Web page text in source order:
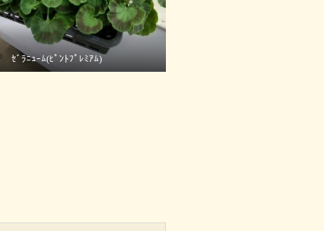
ｾﾞﾗﾆｭｰﾑ(ﾋﾟﾝﾄﾌﾟﾚﾐｱﾑ)